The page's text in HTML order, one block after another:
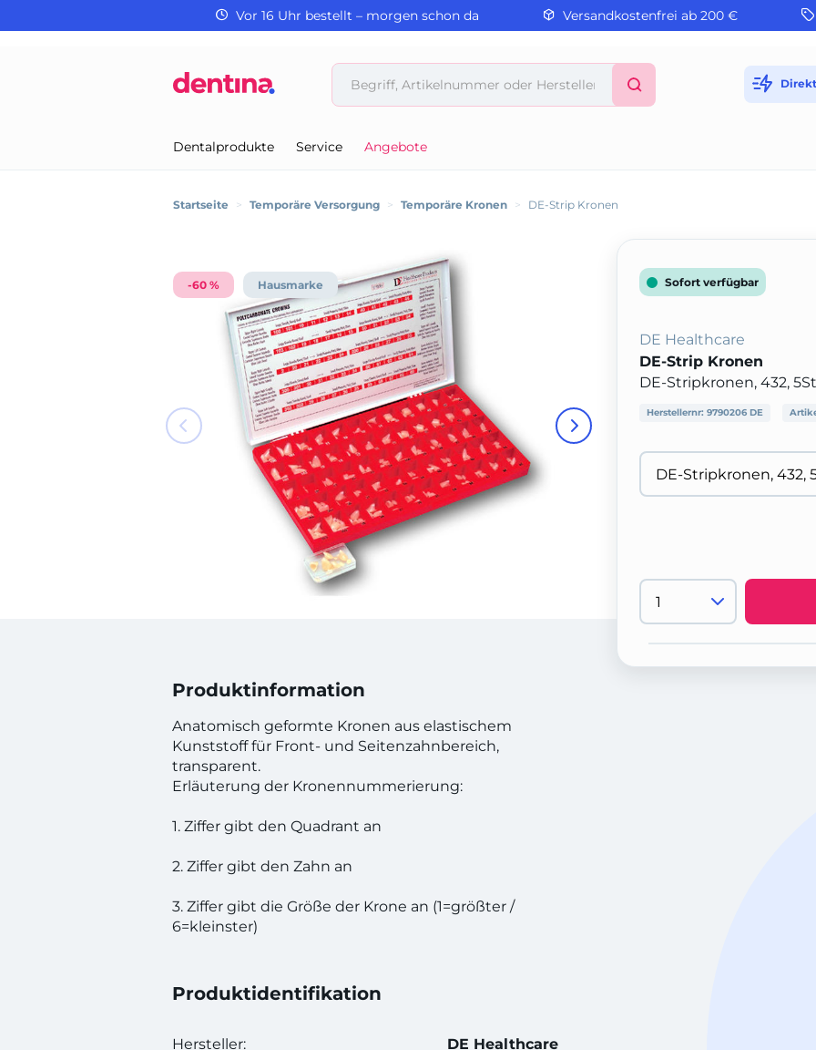
Vor 16 Uhr bestellt – morgen schon da Versandkostenfrei ab 200 €
Dentalprodukte Service Angebote
Startseite > Temporäre Versorgung > Temporäre Kronen > DE-Strip Kronen
-60 % Hausmarke
Produktinformation
Anatomisch geformte Kronen aus elastischem
Kunststoff für Front- und Seitenzahnbereich,
transparent.
Erläuterung der Kronennummerierung:
1. Ziffer gibt den Quadrant an
2. Ziffer gibt den Zahn an
3. Ziffer gibt die Größe der Krone an (1=größter /
6=kleinster)
Produktidentifikation
Hersteller: DE Healthcare
Sofort verfügbar
DE Healthcare
DE-Strip Kronen
DE-Stripkronen, 432, 5St
Herstellernr: 9790206 DE